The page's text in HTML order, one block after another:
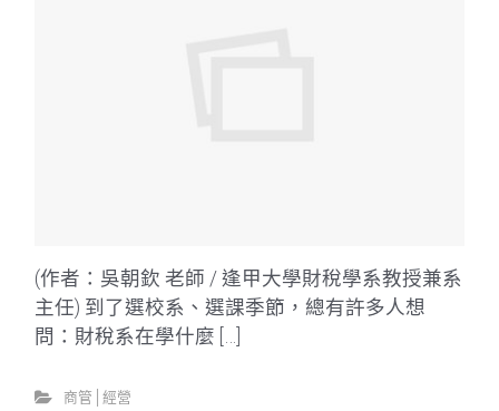
(作者：吳朝欽 老師 / 逢甲大學財稅學系教授兼系
主任) 到了選校系、選課季節，總有許多人想
問：財稅系在學什麼 […]
商管│經營